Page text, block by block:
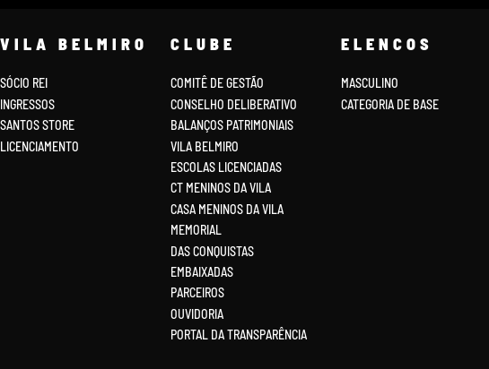
VILA BELMIRO
SÓCIO REI
INGRESSOS
SANTOS STORE
LICENCIAMENTO
CLUBE
COMITÊ DE GESTÃO
CONSELHO DELIBERATIVO
BALANÇOS PATRIMONIAIS
VILA BELMIRO
ESCOLAS LICENCIADAS
CT MENINOS DA VILA
CASA MENINOS DA VILA
MEMORIAL
DAS CONQUISTAS
EMBAIXADAS
PARCEIROS
OUVIDORIA
PORTAL DA TRANSPARÊNCIA
ELENCOS
MASCULINO
CATEGORIA DE BASE